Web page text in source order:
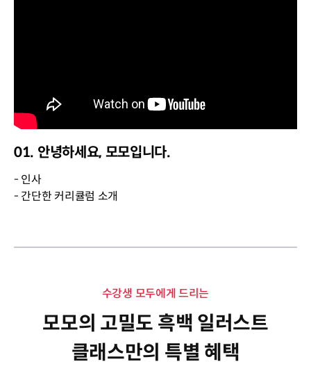
01. 안녕하세요, 모모입니다.
- 인사
- 간단한 커리큘럼 소개
수강생 모두에게 드리는
모모의 고밀도 흑백 일러스트
클래스만의 특별 혜택